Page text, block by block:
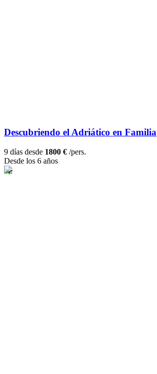
Descubriendo el Adriático en Familia
9 días desde 1800 € /pers.
Desde los 6 años